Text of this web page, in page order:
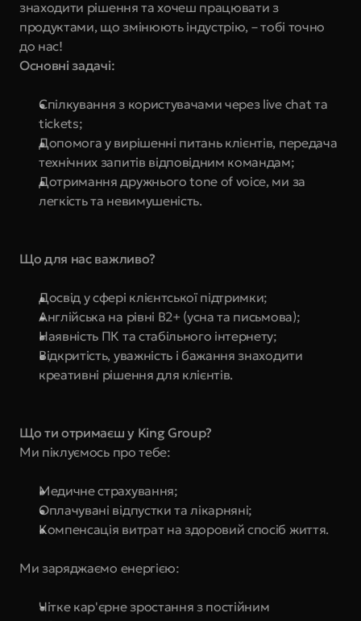
знаходити рішення та хочеш працювати з
продуктами, що змінюють індустрію, – тобі точно
до нас!
Основні задачі:
Спілкування з користувачами через live chat та
tickets;
Допомога у вирішенні питань клієнтів, передача
технічних запитів відповідним командам;
Дотримання дружнього tone of voice, ми за
легкість та невимушеність.
Що для нас важливо?
Досвід у сфері клієнтської підтримки;
Англійська на рівні B2+ (усна та письмова);
Наявність ПК та стабільного інтернету;
Відкритість, уважність і бажання знаходити
креативні рішення для клієнтів.
Що ти отримаєш у King Group?
Ми піклуємось про тебе:
Медичне страхування;
Оплачувані відпустки та лікарняні;
Компенсація витрат на здоровий спосіб життя.
Ми заряджаємо енергією:
Чітке кар'єрне зростання з постійним